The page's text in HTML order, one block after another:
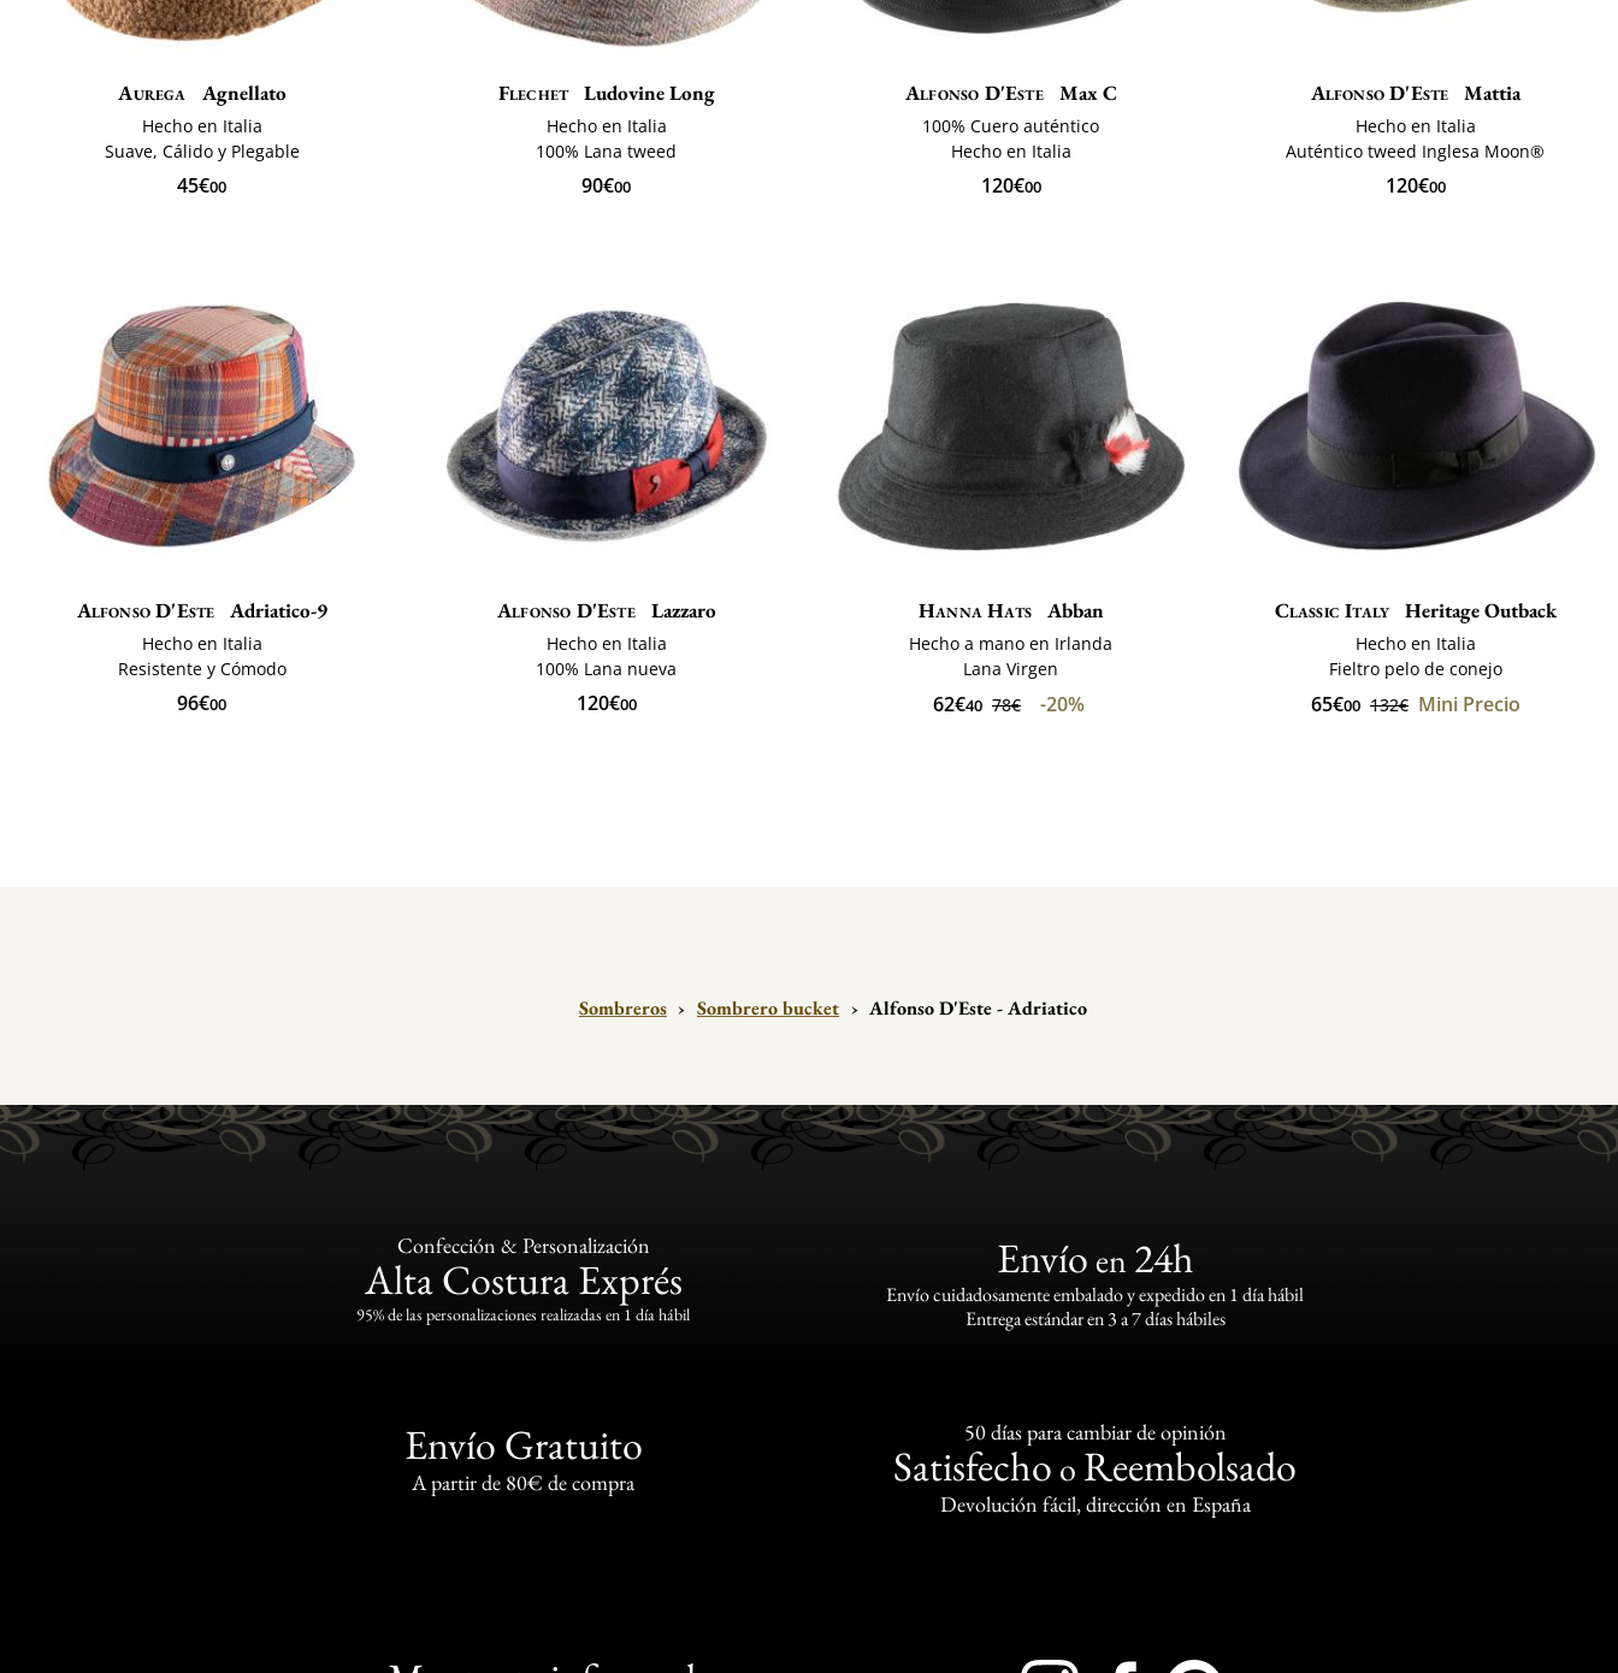
Aurega Agnellato
Hecho en Italia
Suave, Cálido y Plegable
45€00
Flechet Ludovine Long
Hecho en Italia
100% Lana tweed
90€00
Alfonso D'Este Max C
100% Cuero auténtico
Hecho en Italia
120€00
Alfonso D'Este Mattia
Hecho en Italia
Auténtico tweed Inglesa Moon®
120€00
Alfonso D'Este Adriatico-9
Hecho en Italia
Resistente y Cómodo
96€00
Alfonso D'Este Lazzaro
Hecho en Italia
100% Lana nueva
120€00
Hanna Hats Abban
Hecho a mano en Irlanda
Lana Virgen
62€40 78€ -20%
Classic Italy Heritage Outback
Hecho en Italia
Fieltro pelo de conejo
65€00 132€ Mini Precio
Sombreros › Sombrero bucket › Alfonso D'Este - Adriatico
Confección & Personalización
Alta Costura Exprés
95% de las personalizaciones realizadas en 1 día hábil
Envíoen 24h
Envío cuidadosamente embalado y expedido en 1 día hábil
Entrega estándar en 3 a 7 días hábiles
Envío Gratuito
A partir de 80€ de compra
50 días para cambiar de opinión
Satisfecho o Reembolsado
Devolución fácil, dirección en España
InstagramFacebook